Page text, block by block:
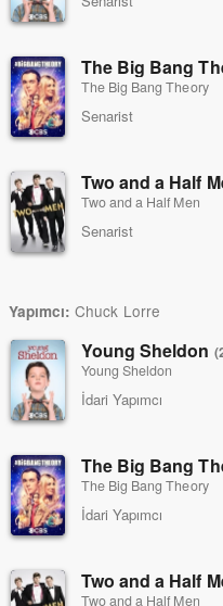
The Big Bang
The Big Bang Theory
Senarist
Two and a Half
Two and a Half Men
Senarist
Yapımcı: Chuck Lorre
Young Sheldon
Young Sheldon
İdari Yapımcı
The Big Bang
The Big Bang Theory
İdari Yapımcı
Two and a Half
Two and a Half Men